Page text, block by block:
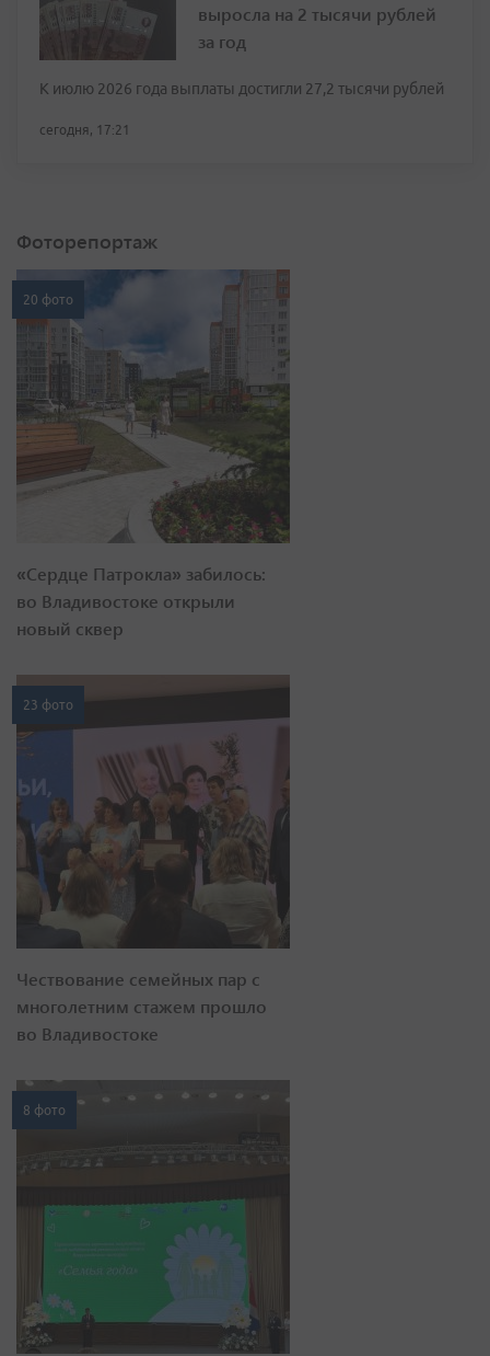
выросла на 2 тысячи рублей
за год
К июлю 2026 года выплаты достигли 27,2 тысячи рублей
сегодня, 17:21
Фоторепортаж
20 фото
«Сердце Патрокла» забилось:
во Владивостоке открыли
новый сквер
23 фото
Чествование семейных пар с
многолетним стажем прошло
во Владивостоке
8 фото